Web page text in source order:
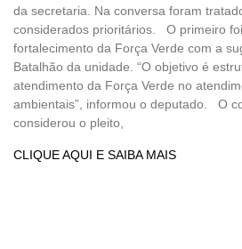
da secretaria. Na conversa foram
considerados prioritários. O primeiro
fortalecimento da Força Verde com a
Batalhão da unidade. “O objetivo é
atendimento da Força Verde no
ambientais”, informou o deputado. O
considerou o pleito,
CLIQUE AQUI E SAIBA MAIS